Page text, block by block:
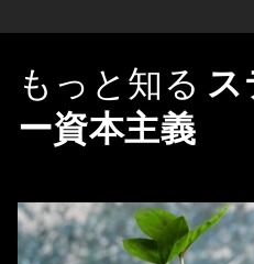
もっと知る ス
ー資本主義